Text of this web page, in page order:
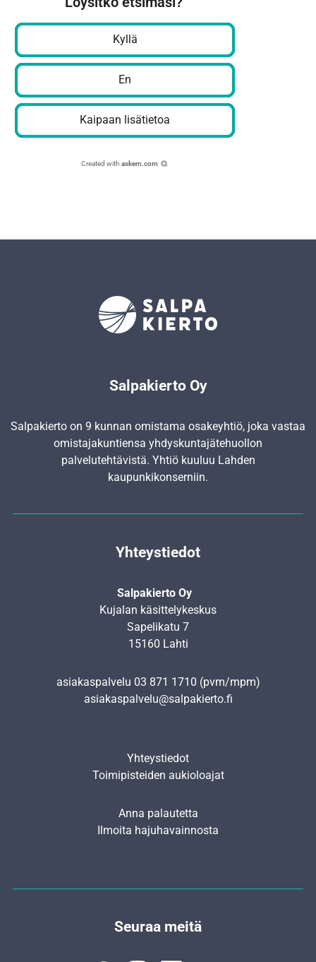
Kyllä
En
Kaipaan lisätietoa
Created with askem.com
Salpakierto Oy
Salpakierto on 9 kunnan omistama osakeyhtiö, joka vastaa
omistajakuntiensa yhdyskunta­jätehuollon
palvelutehtävistä. Yhtiö kuuluu Lahden
kaupunkikonserniin.
Yhteystiedot
Salpakierto Oy
Kujalan käsittelykeskus
Sapelikatu 7
15160 Lahti
asiakaspalvelu 03 871 1710 (pvm/mpm)
asiakaspalvelu@salpakierto.fi
Yhteystiedot
Toimipisteiden aukioloajat
Anna palautetta
Ilmoita hajuhavainnosta
Seuraa meitä